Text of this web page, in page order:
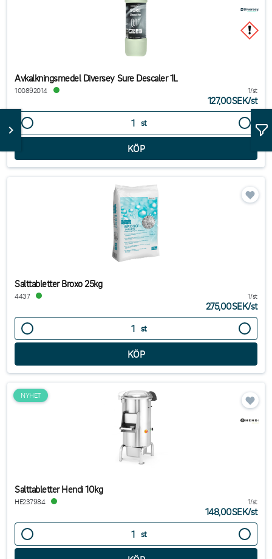
Avkalkningsmedel Diversey Sure Descaler 1L
100892014 1/st
127,00SEK/st
st
Salttabletter Broxo 25kg
4437 1/st
275,00SEK/st
st
NYHET
Salttabletter Hendi 10kg
HE237984 1/st
148,00SEK/st
st